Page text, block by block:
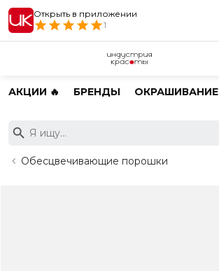
Открыть в приложении
1
АКЦИИ 🔥 БРЕНДЫ ОКРАШИВАНИЕ
Обесцвечивающие порошки